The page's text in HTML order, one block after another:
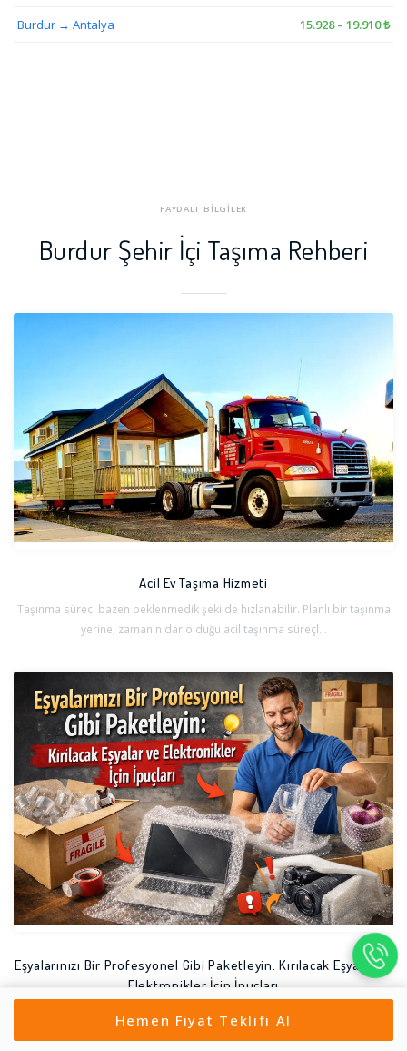
Burdur → Antalya 15.928 – 19.910 ₺
FAYDALI BİLGİLER
Burdur Şehir İçi Taşıma Rehberi
Acil Ev Taşıma Hizmeti
Taşınma süreci bazen beklenmedik şekilde hızlanabilir. Planlı bir taşınma
yerine, zamanın dar olduğu acil taşınma süreçl...
Eşyalarınızı Bir Profesyonel Gibi Paketleyin: Kırılacak Eşyalar ve
Elektronikler İçin İpuçları
korumanın yollarını keşfedin. 2026 standartla...
Hemen Fiyat Teklifi Al